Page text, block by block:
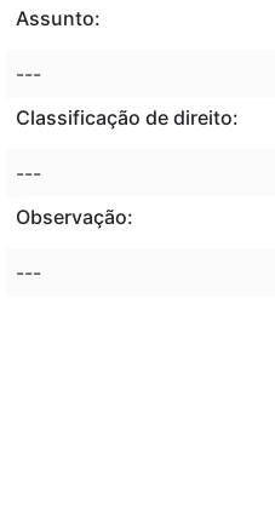
Assunto:
---
Classificação de direito:
---
Observação:
---